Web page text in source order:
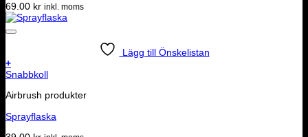
69.00 kr inkl. moms
Lägg till Önskelistan
+
Snabbkoll
Airbrush produkter
Sprayflaska